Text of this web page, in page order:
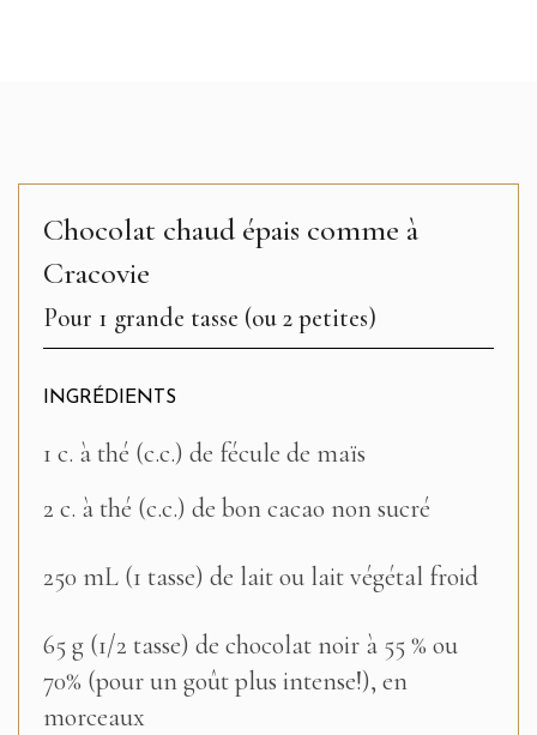
Chocolat chaud épais comme à
Cracovie
Pour 1 grande tasse (ou 2 petites)
INGRÉDIENTS
1 c. à thé (c.c.) de fécule de maïs
2 c. à thé (c.c.) de bon cacao non sucré
250 mL (1 tasse) de lait ou lait végétal froid
65 g (1/2 tasse) de chocolat noir à 55 % ou
70% (pour un goût plus intense!), en
morceaux